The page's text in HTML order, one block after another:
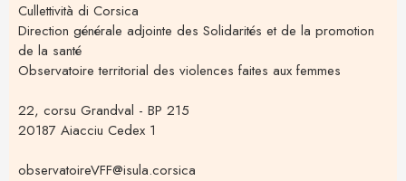
Cullettività di Corsica
Direction générale adjointe des Solidarités et de la promotion
de la santé
Observatoire territorial des violences faites aux femmes
22, corsu Grandval - BP 215
20187 Aiacciu Cedex 1
observatoireVFF@isula.corsica